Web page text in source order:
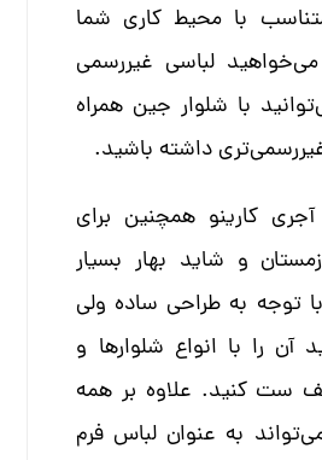
با محیط کاری شما
لباسی غیررسمی
با شلوار جین همراه
داشته باشید.
کارینو همچنین برای
و شاید بهار بسیار
توجه به طراحی ساده ولی
آن را با انواع شلوارها و
ست کنید. علاوه بر همه
می‌تواند به عنوان لباس فرم